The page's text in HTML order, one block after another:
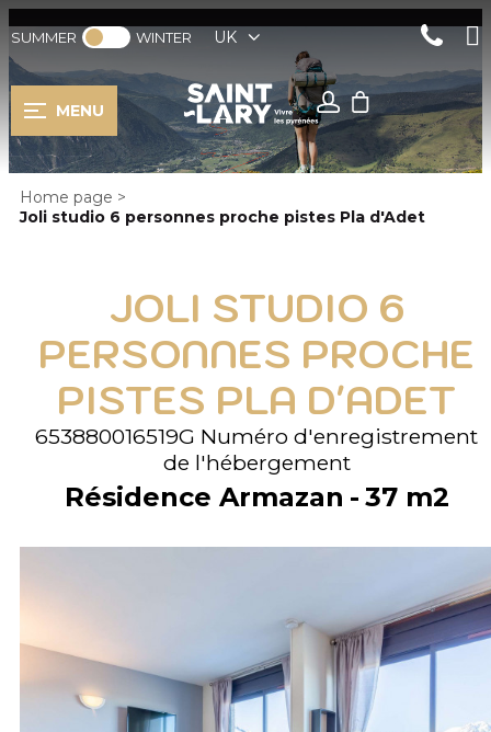
SUMMER WINTER UK
MENU
Home page >
Joli studio 6 personnes proche pistes Pla d'Adet
JOLI STUDIO 6
PERSONNES PROCHE
PISTES PLA D'ADET
653880016519G Numéro d'enregistrement
de l'hébergement
Résidence Armazan 37 m2